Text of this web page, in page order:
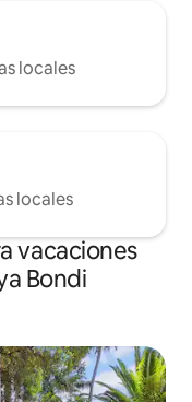
locales
locales
vacaciones
Bondi